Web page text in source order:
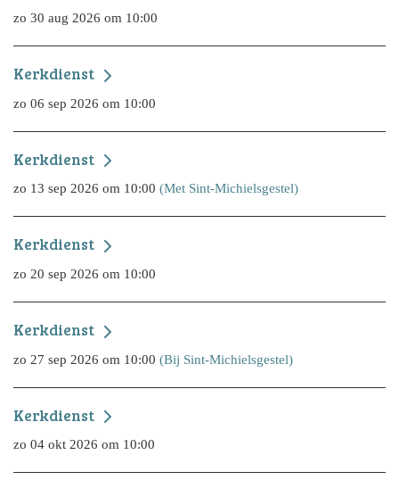
zo 30 aug 2026 om 10:00
Kerkdienst
zo 06 sep 2026 om 10:00
Kerkdienst
zo 13 sep 2026 om 10:00 (Met Sint-Michielsgestel)
Kerkdienst
zo 20 sep 2026 om 10:00
Kerkdienst
zo 27 sep 2026 om 10:00 (Bij Sint-Michielsgestel)
Kerkdienst
zo 04 okt 2026 om 10:00